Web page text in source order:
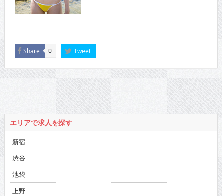
Share 0 Tweet
エリアで求人を探す
新宿
渋谷
池袋
上野